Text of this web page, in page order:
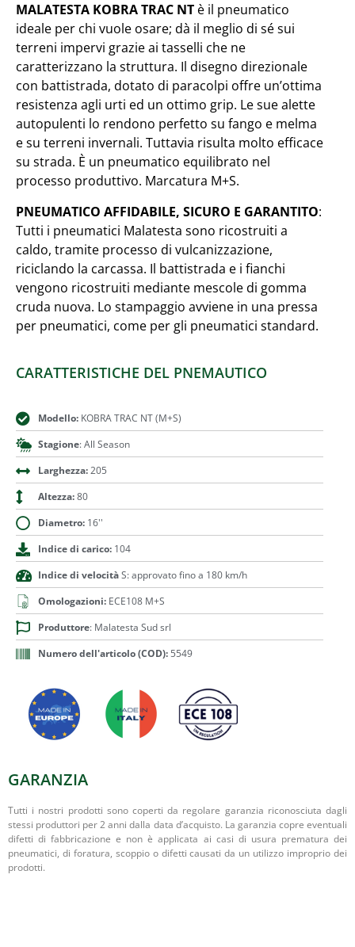
MALATESTA KOBRA TRAC NT è il pneumatico
ideale per chi vuole osare; dà il meglio di sé sui
terreni impervi grazie ai tasselli che ne
caratterizzano la struttura. Il disegno direzionale
con battistrada, dotato di paracolpi offre un’ottima
resistenza agli urti ed un ottimo grip. Le sue alette
autopulenti lo rendono perfetto su fango e melma
e su terreni invernali. Tuttavia risulta molto efficace
su strada. È un pneumatico equilibrato nel
processo produttivo. Marcatura M+S.
PNEUMATICO AFFIDABILE, SICURO E GARANTITO:
Tutti i pneumatici Malatesta sono ricostruiti a
caldo, tramite processo di vulcanizzazione,
riciclando la carcassa. Il battistrada e i fianchi
vengono ricostruiti mediante mescole di gomma
cruda nuova. Lo stampaggio avviene in una pressa
per pneumatici, come per gli pneumatici standard.
CARATTERISTICHE DEL PNEMAUTICO
Modello:KOBRA TRAC NT (M+S)
Stagione: All Season
Larghezza:205
Altezza:80
Diametro:16''
Indice di carico:104
Indice di velocitàS: approvato fino a 180 km/h
Omologazioni:ECE108 M+S
Produttore: Malatesta Sud srl
Numero dell'articolo (COD): 5549
GARANZIA
Tutti i nostri prodotti sono coperti da regolare garanzia riconosciuta dagli
stessi produttori per 2 anni dalla data d’acquisto. La garanzia copre eventuali
difetti di fabbricazione e non è applicata ai casi di usura prematura dei
pneumatici, di foratura, scoppio o difetti causati da un utilizzo improprio dei
prodotti.